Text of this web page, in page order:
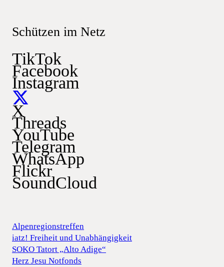
Schützen im Netz
TikTok
Facebook
Instagram
X
Threads
YouTube
Telegram
WhatsApp
Flickr
SoundCloud
Alpenregionstreffen
iatz! Freiheit und Unabhängigkeit
SOKO Tatort „Alto Adige“
Herz Jesu Notfonds